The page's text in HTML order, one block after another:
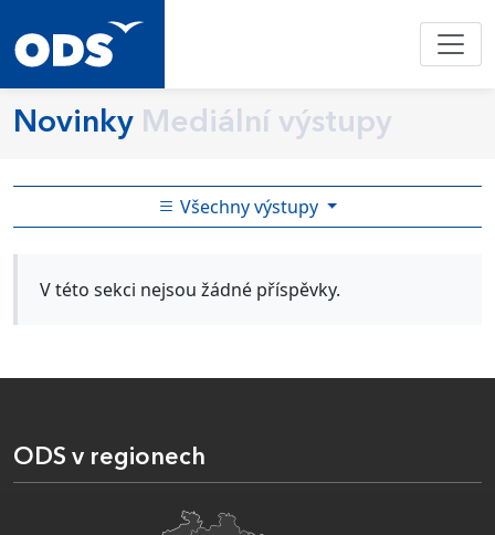
Novinky Mediální výstupy
Všechny výstupy
V této sekci nejsou žádné příspěvky.
ODS v regionech